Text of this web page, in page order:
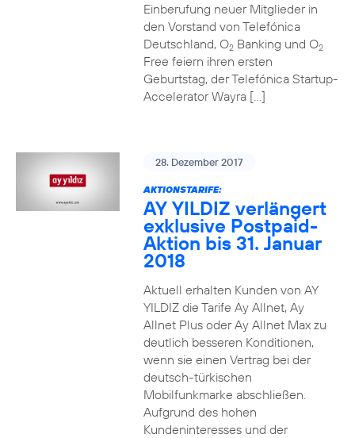
Einberufung neuer Mitglieder in
den Vorstand von Telefónica
Deutschland, O2Banking und O2
Free feiern ihren ersten
Geburtstag, der Telefónica Startup-
Accelerator Wayra […]
28. Dezember 2017
AKTIONSTARIFE:
AY YILDIZ verlängert
exklusive Postpaid-
Aktion bis 31. Januar
2018
Aktuell erhalten Kunden von AY
YILDIZ die Tarife Ay Allnet, Ay
Allnet Plus oder Ay Allnet Max zu
deutlich besseren Konditionen,
wenn sie einen Vertrag bei der
deutsch-türkischen
Mobilfunkmarke abschließen.
Aufgrund des hohen
Kundeninteresses und der